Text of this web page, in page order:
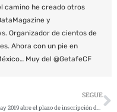
camino he creado otros
y
Organizador de cientos de
Ahora con un pie en
Muy del @GetafeCF
SEGUE
CISO Day 2019 abre el plazo de inscripción de startups de ciberseguridad